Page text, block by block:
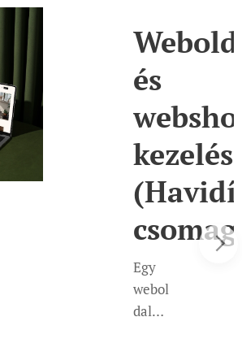
és
kezelés
Egy
webol
dal